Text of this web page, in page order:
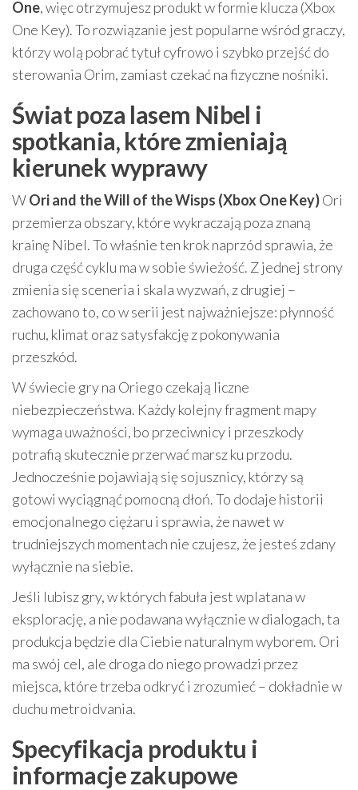
One, więc otrzymujesz produkt w formie klucza (Xbox
One Key). To rozwiązanie jest popularne wśród graczy,
którzy wolą pobrać tytuł cyfrowo i szybko przejść do
sterowania Orim, zamiast czekać na fizyczne nośniki.
Świat poza lasem Nibel i
spotkania, które zmieniają
kierunek wyprawy
WOri and the Will of the Wisps (Xbox One Key)Ori
przemierza obszary, które wykraczają poza znaną
krainę Nibel. To właśnie ten krok naprzód sprawia, że
druga część cyklu ma w sobie świeżość. Z jednej strony
zmienia się sceneria i skala wyzwań, z drugiej –
zachowano to, co w serii jest najważniejsze: płynność
ruchu, klimat oraz satysfakcję z pokonywania
przeszkód.
W świecie gry na Oriego czekają liczne
niebezpieczeństwa. Każdy kolejny fragment mapy
wymaga uważności, bo przeciwnicy i przeszkody
potrafią skutecznie przerwać marsz ku przodu.
Jednocześnie pojawiają się sojusznicy, którzy są
gotowi wyciągnąć pomocną dłoń. To dodaje historii
emocjonalnego ciężaru i sprawia, że nawet w
trudniejszych momentach nie czujesz, że jesteś zdany
wyłącznie na siebie.
Jeśli lubisz gry, w których fabuła jest wplatana w
eksplorację, a nie podawana wyłącznie w dialogach, ta
produkcja będzie dla Ciebie naturalnym wyborem. Ori
ma swój cel, ale droga do niego prowadzi przez
miejsca, które trzeba odkryć i zrozumieć – dokładnie w
duchu metroidvania.
Specyfikacja produktu i
informacje zakupowe